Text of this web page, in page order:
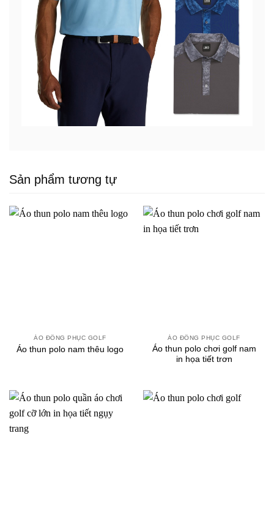
Sản phẩm tương tự
ÁO ĐỒNG PHỤC GOLF
Áo thun polo nam thêu logo
ÁO ĐỒNG PHỤC GOLF
Áo thun polo chơi golf nam
in họa tiết trơn